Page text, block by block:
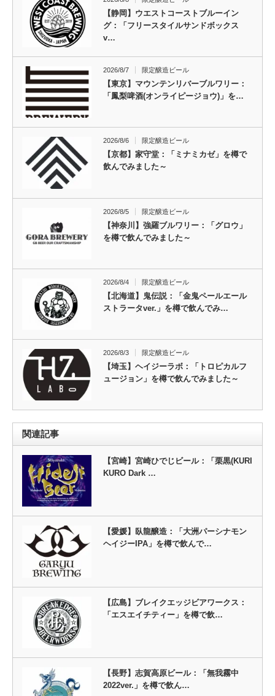
【静岡】ウエストコーストブルーイン
グ：「フリースタイルサンドボックス
v…
2026/8/7 限定醸造ビール
【東京】マウンテンリバーブルワリー：
「鳳梨啤酒(オンライピージョウ)」を…
2026/8/6 限定醸造ビール
【京都】家守堂：「ミナミカゼ」を樽で
飲んでみました～
2026/8/5 限定醸造ビール
【神奈川】強羅ブルワリー：「グロウ」
を樽で飲んでみました～
2026/8/4 限定醸造ビール
【北海道】鬼伝説：「金鬼ペールエール
ストラータver.」を樽で飲んでみ…
2026/8/3 限定醸造ビール
【埼玉】ヘイジーラボ：「トロピカルフ
ュージョン」を樽で飲んでみました～
関連記事
【宮崎】宮崎ひでじビール：「栗黒(KURI
KURO Dark …
【愛媛】臥龍醸造：「大洲パーシナモン
ヘイジーIPA」を樽で飲んで…
【広島】ブレイクエッジビアワークス：
「エスエイチティー」を樽で飲…
【長野】志賀高原ビール：「無我霧中
2022ver.」を樽で飲ん…